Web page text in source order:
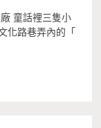
童話裡三隻小
化路巷弄內的「